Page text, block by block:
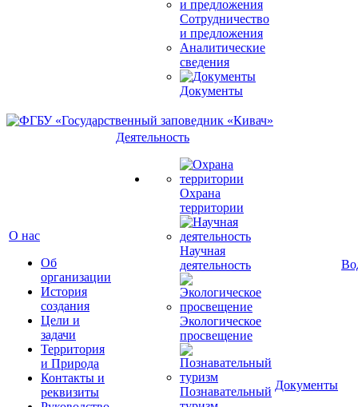
Сотрудничество
и предложения
Аналитические
сведения
Документы
О нас
Об
организации
История
создания
Цели и
задачи
Территория
и Природа
Контакты и
реквизиты
Деятельность
Охрана
территории
Научная
деятельность
Экологическое
просвещение
Познавательный Документы